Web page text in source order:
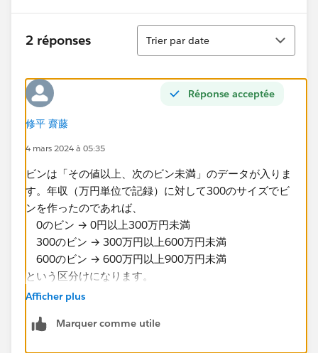
2 réponses
Tri
Trier par date
Réponse acceptée
修平 齋藤
4 mars 2024 à 05:35
ビンは「その値以上、次のビン未満」​のデータが入りま
す。年収（万円単位で記録）に対して300のサイズでビ
ンを作ったのであれば、
0のビン → 0円以上300万円未満
​ 300のビン → 300万円以上600万円未満
600のビン → 600万円以上900万円未満
という​区分けになります。
った理由によるものなのか分かりませんが、新しいシー
Afficher plus
Marquer comme utile